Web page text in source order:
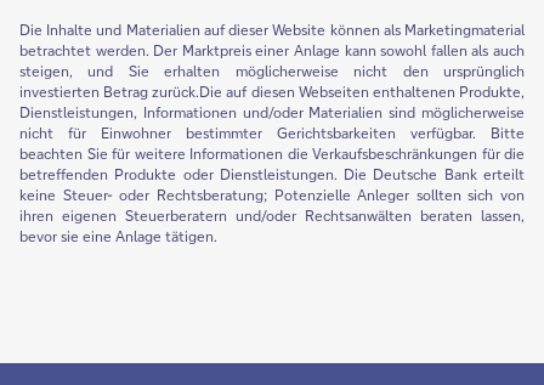
Die Inhalte und Materialien auf dieser Website können als Marketingmaterial
betrachtet werden. Der Marktpreis einer Anlage kann sowohl fallen als auch
steigen, und Sie erhalten möglicherweise nicht den ursprünglich
investierten Betrag zurück.Die auf diesen Webseiten enthaltenen Produkte,
Dienstleistungen, Informationen und/oder Materialien sind möglicherweise
nicht für Einwohner bestimmter Gerichtsbarkeiten verfügbar. Bitte
beachten Sie für weitere Informationen die Verkaufsbeschränkungen für die
betreffenden Produkte oder Dienstleistungen. Die Deutsche Bank erteilt
keine Steuer- oder Rechtsberatung; Potenzielle Anleger sollten sich von
ihren eigenen Steuerberatern und/oder Rechtsanwälten beraten lassen,
bevor sie eine Anlage tätigen.